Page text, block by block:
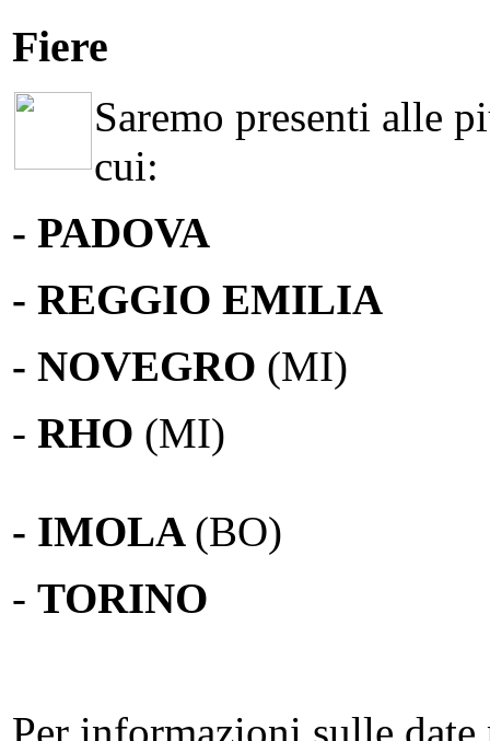
Fiere
Saremo presenti alle
cui:
- PADOVA
- REGGIO EMILIA
- NOVEGRO (MI)
- RHO (MI)
- IMOLA (BO)
- TORINO